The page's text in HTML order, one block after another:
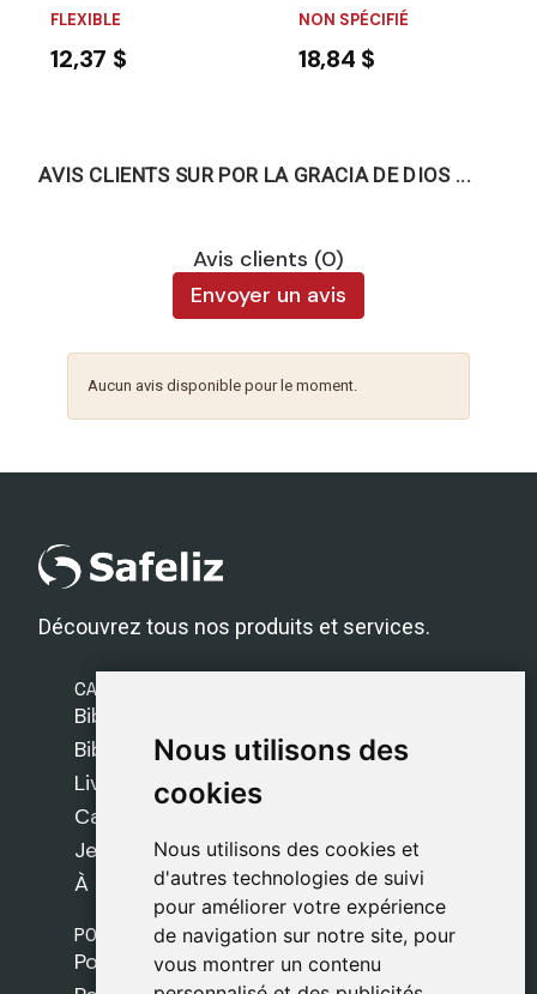
Nous utilisons des
cookies
Nous utilisons des cookies et
d'autres technologies de suivi
pour améliorer votre expérience
de navigation sur notre site, pour
vous montrer un contenu
Nous utilisons des
cookies
Nous utilisons des cookies et
d'autres technologies de suivi
pour améliorer votre expérience
de navigation sur notre site, pour
vous montrer un contenu
FLEXIBLE
12,37 $
NON SPÉCIFIÉ
18,84 $
AVIS CLIENTS SUR POR LA GRACIA DE DIOS ...
Avis clients (0)
Envoyer un avis
Aucun avis disponible pour le moment.
Découvrez tous nos produits et services.
CATÉGORIES
Bibles Safeliz
Bibles
Livres
Cadeaux
Jeux
À propos de nous
POLITIQUES
Politique de livraison